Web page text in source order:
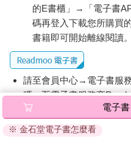
的E書櫃」→「電子書
碼再登入下載您所購買
書籍即可開始離線閱讀。
請至會員中心→電子書服
碼』至電子書服務商
退換貨須知：
因版權保護，您在金石堂
電子書
※ 金石堂電子書怎麼看